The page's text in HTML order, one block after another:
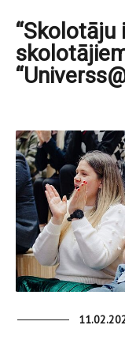
“Skolotāju